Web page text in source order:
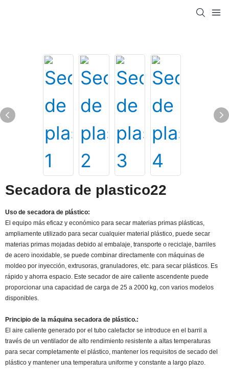
Secadora de plastico22
Uso de secadora de plástico:
El equipo más eficaz y económico para secar materias primas plásticas,
ampliamente utilizado para secar cualquier material plástico, puede secar
materias primas mojadas debido al embalaje, transporte o reciclaje, barriles
de acero inoxidable, se puede combinar directamente con máquinas de
moldeo por inyección, extrusoras, granuladores, etc. para secar plásticos. Es
rápido y ahorra espacio. Este secador de aire caliente ascendente puede
proporcionar una capacidad de carga de 25 a 2000 kg, con varios modelos
disponibles.
Principio de la máquina secadora de plástico.:
El aire caliente generado por el tubo calefactor se introduce en el barril a
través de un ventilador de alto rendimiento resistente a altas temperaturas
para secar completamente el plástico, mantener los requisitos de secado del
plástico y mantener una temperatura uniforme y constante a largo plazo.